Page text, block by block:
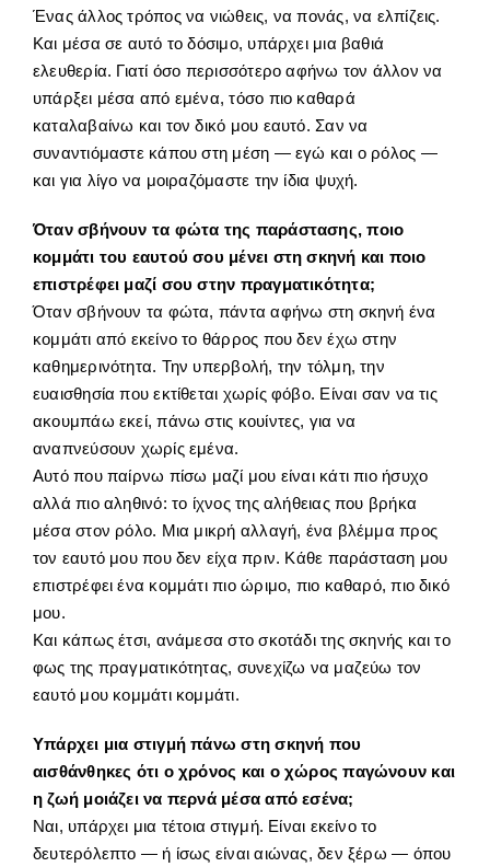
Ένας άλλος τρόπος να νιώθεις, να πονάς, να ελπίζεις.
Και μέσα σε αυτό το δόσιμο, υπάρχει μια βαθιά
ελευθερία. Γιατί όσο περισσότερο αφήνω τον άλλον να
υπάρξει μέσα από εμένα, τόσο πιο καθαρά
καταλαβαίνω και τον δικό μου εαυτό. Σαν να
συναντιόμαστε κάπου στη μέση — εγώ και ο ρόλος —
και για λίγο να μοιραζόμαστε την ίδια ψυχή.
Όταν σβήνουν τα φώτα της παράστασης, ποιο
κομμάτι του εαυτού σου μένει στη σκηνή και ποιο
επιστρέφει μαζί σου στην πραγματικότητα;
Όταν σβήνουν τα φώτα, πάντα αφήνω στη σκηνή ένα
κομμάτι από εκείνο το θάρρος που δεν έχω στην
καθημερινότητα. Την υπερβολή, την τόλμη, την
ευαισθησία που εκτίθεται χωρίς φόβο. Είναι σαν να τις
ακουμπάω εκεί, πάνω στις κουίντες, για να
αναπνεύσουν χωρίς εμένα.
Αυτό που παίρνω πίσω μαζί μου είναι κάτι πιο ήσυχο
αλλά πιο αληθινό: το ίχνος της αλήθειας που βρήκα
μέσα στον ρόλο. Μια μικρή αλλαγή, ένα βλέμμα προς
τον εαυτό μου που δεν είχα πριν. Κάθε παράσταση μου
επιστρέφει ένα κομμάτι πιο ώριμο, πιο καθαρό, πιο δικό
μου.
Και κάπως έτσι, ανάμεσα στο σκοτάδι της σκηνής και το
φως της πραγματικότητας, συνεχίζω να μαζεύω τον
εαυτό μου κομμάτι κομμάτι.
Υπάρχει μια στιγμή πάνω στη σκηνή που
αισθάνθηκες ότι ο χρόνος και ο χώρος παγώνουν και
η ζωή μοιάζει να περνά μέσα από εσένα;
Ναι, υπάρχει μια τέτοια στιγμή. Είναι εκείνο το
δευτερόλεπτο — ή ίσως είναι αιώνας, δεν ξέρω — όπου